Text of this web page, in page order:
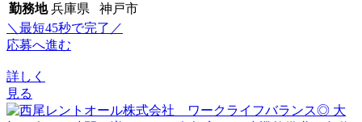
勤務地 兵庫県 神戸市
＼最短45秒で完了／
応募へ進む
詳しく
見る